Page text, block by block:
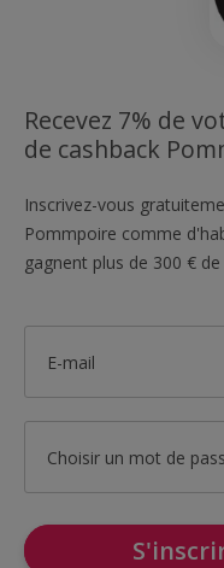
Recevez 7% de
de cashback
Inscrivez-vous
Pommpoire comme
gagnent plus de 300 €
E-mail
Choisir un mot de